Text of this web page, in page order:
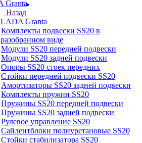
Granta
Назад
LADA Granta
Комплекты подвески SS20 в
разобранном виде
Модули SS20 передней подвески
Модули SS20 задней подвески
Опоры SS20 стоек передних
Стойки передней подвески SS20
Амортизаторы SS20 задней подвески
Комплекты пружин SS20
Пружины SS20 передней подвески
Пружины SS20 задней подвески
Рулевое управление SS20
Сайлентблоки полиуретановые SS20
Стойки стабилизатора SS20